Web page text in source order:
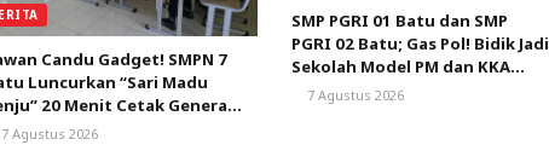
Candu Gadget! SMPN 7
Luncurkan “Sari Madu
20 Menit Cetak Generasi
7 Agustus 2026
SMP PGRI 01 Batu dan SMP
PGRI 02 Batu; Gas Pol! Bidik Jadi
Sekolah Model PM dan KKA
Pertama di Kota Batu
7 Agustus 2026